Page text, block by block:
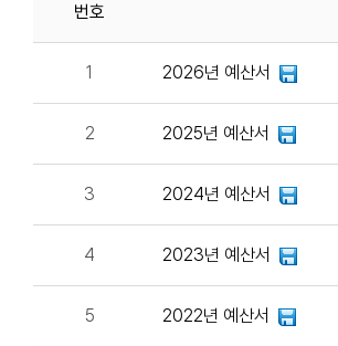
번호
1 2026년 예산서
2 2025년 예산서
3 2024년 예산서
4 2023년 예산서
5 2022년 예산서